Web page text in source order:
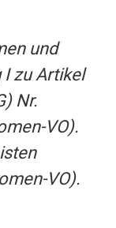
und
I zu Artikel
Nr.
VO).
VO).